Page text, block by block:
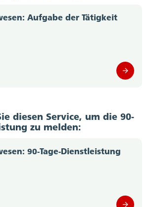
Aufgabe der Tätigkeit
diesen Service, um die 90-
zu melden:
90-Tage-Dienstleistung